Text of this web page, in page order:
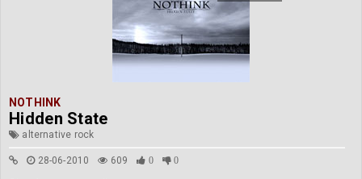
NOTHINK
Hidden State
alternative rock
28-06-2010 609 0 0